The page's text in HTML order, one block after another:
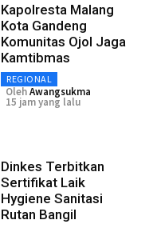
Kapolresta Malang
Kota Gandeng
Komunitas Ojol Jaga
Kamtibmas
REGIONAL
OlehAwangsukma
15 jam yang lalu
Dinkes Terbitkan
Sertifikat Laik
Hygiene Sanitasi
Rutan Bangil